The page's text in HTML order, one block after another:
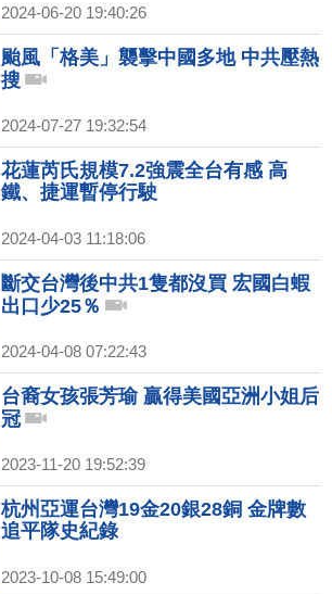
2024-06-20 19:40:26
颱風「格美」襲擊中國多地 中共壓熱
搜
2024-07-27 19:32:54
花蓮芮氏規模7.2強震全台有感 高
鐵、捷運暫停行駛
2024-04-03 11:18:06
斷交台灣後中共1隻都沒買 宏國白蝦
出口少25％
2024-04-08 07:22:43
台裔女孩張芳瑜 贏得美國亞洲小姐后
冠
2023-11-20 19:52:39
杭州亞運台灣19金20銀28銅 金牌數
追平隊史紀錄
2023-10-08 15:49:00